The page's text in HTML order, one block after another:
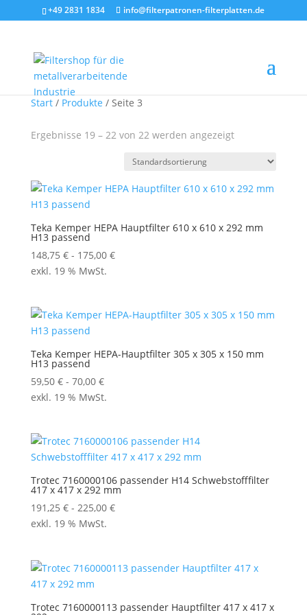
+49 2831 1834 info@filterpatronen-filterplatten.de
Start/ Produkte / Seite 3
Ergebnisse 19 – 22 von 22 werden angezeigt
Teka Kemper HEPA Hauptfilter 610 x 610 x 292 mm
H13 passend
148,75 €- 175,00 €
exkl. 19 % MwSt.
Teka Kemper HEPA-Hauptfilter 305 x 305 x 150 mm
H13 passend
59,50 €- 70,00 €
exkl. 19 % MwSt.
Trotec 7160000106 passender H14 Schwebstofffilter
417 x 417 x 292 mm
191,25 €- 225,00 €
exkl. 19 % MwSt.
Trotec 7160000113 passender Hauptfilter 417 x 417 x